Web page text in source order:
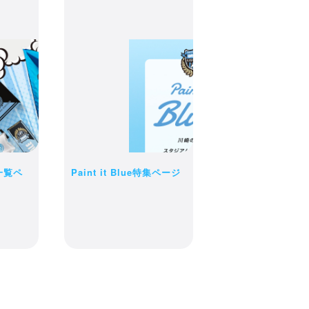
によっ
承くだ
覧ペ Paint it Blue特集ページ